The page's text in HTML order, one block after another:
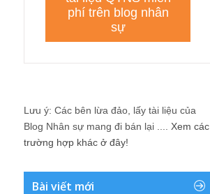
Lưu ý: Các bên lừa đảo, lấy tài liệu của
Blog Nhân sự mang đi bán lại .... Xem các
trường hợp khác ở đây!
Bài viết mới